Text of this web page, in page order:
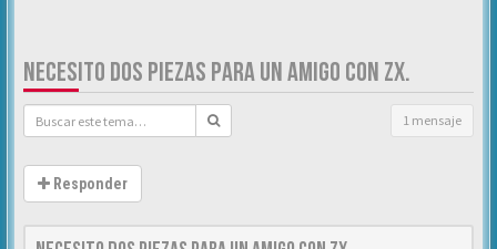
NECESITO DOS PIEZAS PARA UN AMIGO CON ZX.
1 mensaje
Responder